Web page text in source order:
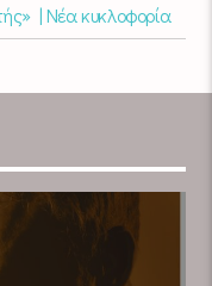
| Νέα κυκλοφορία